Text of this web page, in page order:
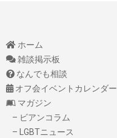
ホーム
雑談掲示板
なんでも相談
オフ会イベントカレンダー
マガジン
– ビアンコラム
– LGBTニュース